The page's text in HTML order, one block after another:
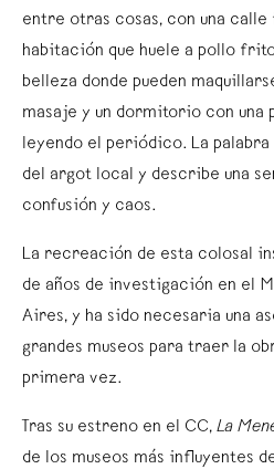
entre otras cosas, con una calle
habitación que huele a pollo
belleza donde pueden
masaje y un dormitorio con una
leyendo el periódico. La palabra
del argot local y describe una
confusión y caos.
La recreación de esta colosal
de años de investigación en el
Aires, y ha sido necesaria una
grandes museos para traer la
primera vez.
Tras su estreno en el CC, La
de los museos más influyentes